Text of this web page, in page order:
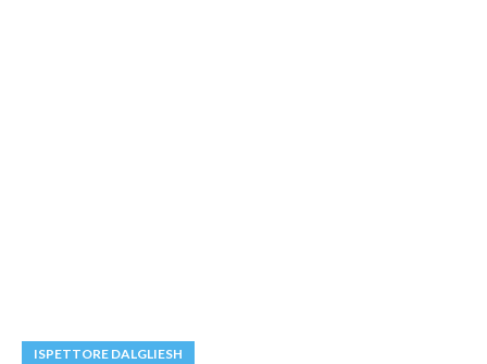
ISPETTORE DALGLIESH